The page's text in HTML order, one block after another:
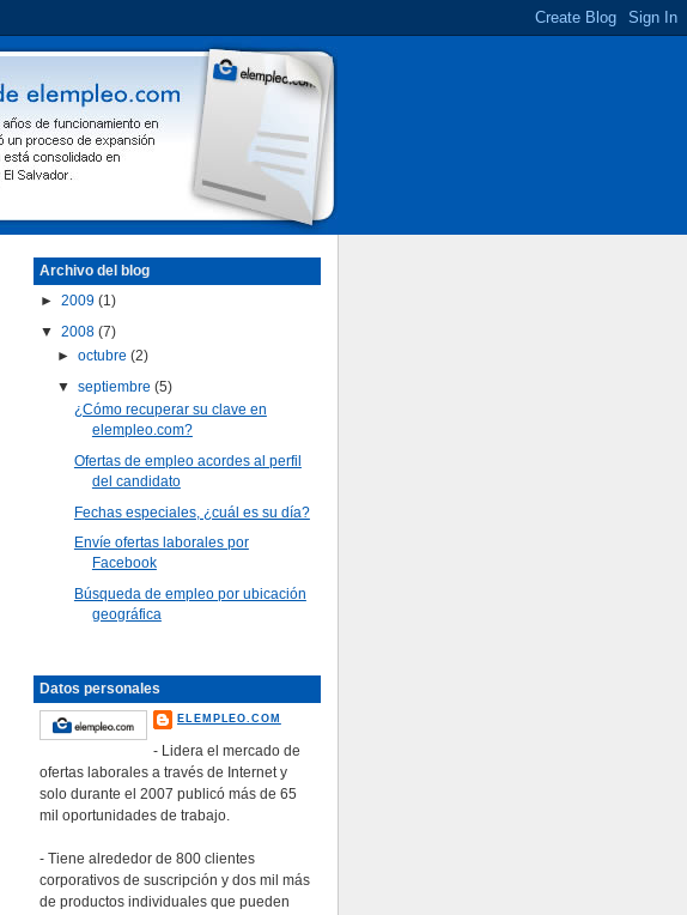
Archivo del blog
► 2009 (1)
▼ 2008 (7)
► octubre (2)
▼ septiembre (5)
¿Cómo recuperar su clave en
elempleo.com?
Ofertas de empleo acordes al perfil
del candidato
Fechas especiales, ¿cuál es su día?
Envíe ofertas laborales por
Facebook
Búsqueda de empleo por ubicación
geográfica
Datos personales
ELEMPLEO.COM
- Lidera el mercado de
ofertas laborales a través de Internet y
solo durante el 2007 publicó más de 65
mil oportunidades de trabajo.
- Tiene alrededor de 800 clientes
corporativos de suscripción y dos mil más
de productos individuales que pueden